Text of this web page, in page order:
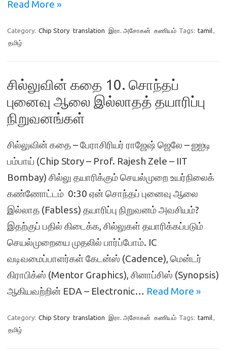
Read More »
Category: Chip Story translation இரா. அசோகன் கணியம் Tags: tamil,
தமிழ்
சில்லுவின் கதை 10. சொந்தப்
புனைவு ஆலை இல்லாதத் தயாரிப்பு
நிறுவனங்கள்
சில்லுவின் கதை – பேராசிரியர் ராஜேஷ் ஜெலே – ஐஐடி
பம்பாய் (Chip Story – Prof. Rajesh Zele – IIT
Bombay) சில்லு தயாரிக்கும் செயல்முறை உயர்நிலைக்
கண்ணோட்டம் 0:30 ஏன் சொந்தப் புனைவு ஆலை
இல்லாத (Fabless) தயாரிப்பு நிறுவனம் அவசியம்?
இதற்குப் பதில் கிடைக்க, சில்லுகள் தயாரிக்கப்படும்
செயல்முறையை முதலில் பார்ப்போம். IC
வடிவமைப்பாளர்கள் கேடன்ஸ் (Cadence), மென்டர்
கிராபிக்ஸ் (Mentor Graphics), சினாப்சிஸ் (Synopsis)
ஆகியவற்றின் EDA – Electronic… Read More »
Category: Chip Story translation இரா. அசோகன் கணியம் Tags: tamil,
தமிழ்